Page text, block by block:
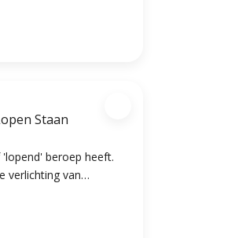
Staan
beroep heeft.